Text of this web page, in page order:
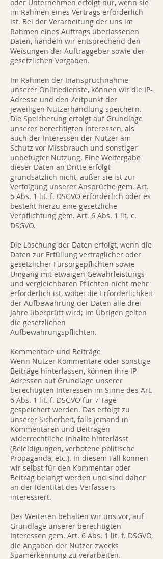
oder Unternehmen erfolgt nur, wenn sie
im Rahmen eines Vertrags erforderlich
ist. Bei der Verarbeitung der uns im
Rahmen eines Auftrags überlassenen
Daten, handeln wir entsprechend den
Weisungen der Auftraggeber sowie der
gesetzlichen Vorgaben.
Im Rahmen der Inanspruchnahme
unserer Onlinedienste, können wir die IP-
Adresse und den Zeitpunkt der
jeweiligen Nutzerhandlung speichern.
Die Speicherung erfolgt auf Grundlage
unserer berechtigten Interessen, als
auch der Interessen der Nutzer am
Schutz vor Missbrauch und sonstiger
unbefugter Nutzung. Eine Weitergabe
dieser Daten an Dritte erfolgt
grundsätzlich nicht, außer sie ist zur
Verfolgung unserer Ansprüche gem. Art.
6 Abs. 1 lit. f. DSGVO erforderlich oder es
besteht hierzu eine gesetzliche
Verpflichtung gem. Art. 6 Abs. 1 lit. c.
DSGVO.
Die Löschung der Daten erfolgt, wenn die
Daten zur Erfüllung vertraglicher oder
gesetzlicher Fürsorgepflichten sowie
Umgang mit etwaigen Gewährleistungs-
und vergleichbaren Pflichten nicht mehr
erforderlich ist, wobei die Erforderlichkeit
der Aufbewahrung der Daten alle drei
Jahre überprüft wird; im Übrigen gelten
die gesetzlichen
Aufbewahrungspflichten.
Kommentare und Beiträge
Wenn Nutzer Kommentare oder sonstige
Beiträge hinterlassen, können ihre IP-
Adressen auf Grundlage unserer
berechtigten Interessen im Sinne des Art.
6 Abs. 1 lit. f. DSGVO für 7 Tage
gespeichert werden. Das erfolgt zu
unserer Sicherheit, falls jemand in
Kommentaren und Beiträgen
widerrechtliche Inhalte hinterlässt
(Beleidigungen, verbotene politische
Propaganda, etc.). In diesem Fall können
wir selbst für den Kommentar oder
Beitrag belangt werden und sind daher
an der Identität des Verfassers
interessiert.
Des Weiteren behalten wir uns vor, auf
Grundlage unserer berechtigten
Interessen gem. Art. 6 Abs. 1 lit. f. DSGVO,
die Angaben der Nutzer zwecks
Spamerkennung zu verarbeiten.